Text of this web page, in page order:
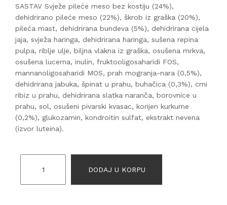
SASTAV Svježe pileće meso bez kostiju (24%),
dehidrirano pileće meso (22%), škrob iz graška (20%),
pileća mast, dehidrirana bundeva (5%), dehidrirana cijela
jaja, svježa haringa, dehidrirana haringa, sušena repina
pulpa, riblje ulje, biljna vlakna iz graška, osušena mrkva,
osušena lucerna, inulin, fruktooligosaharidi FOS,
mannanoligosaharidi MOS, prah mogranja-nara (0,5%),
dehidrirana jabuka, špinat u prahu, buhačica (0,3%), crni
ribiz u prahu, dehidrirana slatka naranča, borovnice u
prahu, sol, osušeni pivarski kvasac, korijen kurkume
(0,2%), glukozamin, kondroitin sulfat, ekstrakt nevena
(izvor luteina).
DODAJ U KORPU